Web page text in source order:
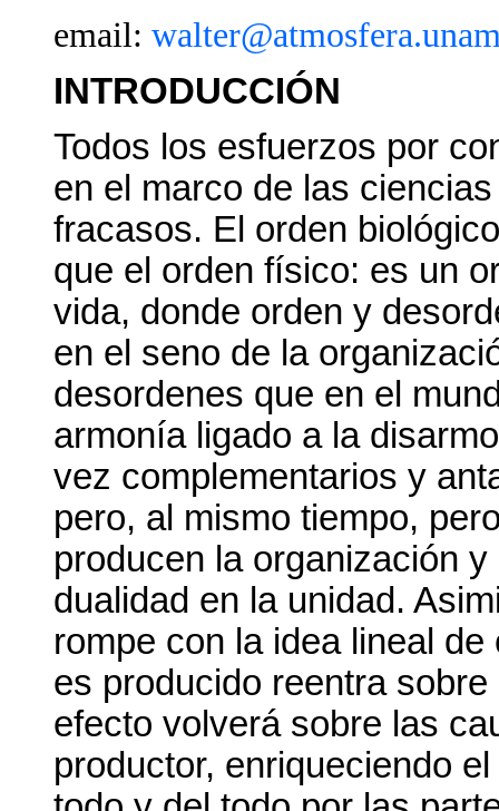
email:
INTRODUCCIÓN
Todos los esfuerzos por
en el marco de las
fracasos. El orden
que el orden físico: es un
vida, donde orden y
en el seno de la
desordenes que en el
armonía ligado a la
vez complementarios y
pero, al mismo tiempo,
producen la organización
dualidad en la unidad.
rompe con la idea lineal
es producido reentra
efecto volverá sobre las
productor, enriqueciendo